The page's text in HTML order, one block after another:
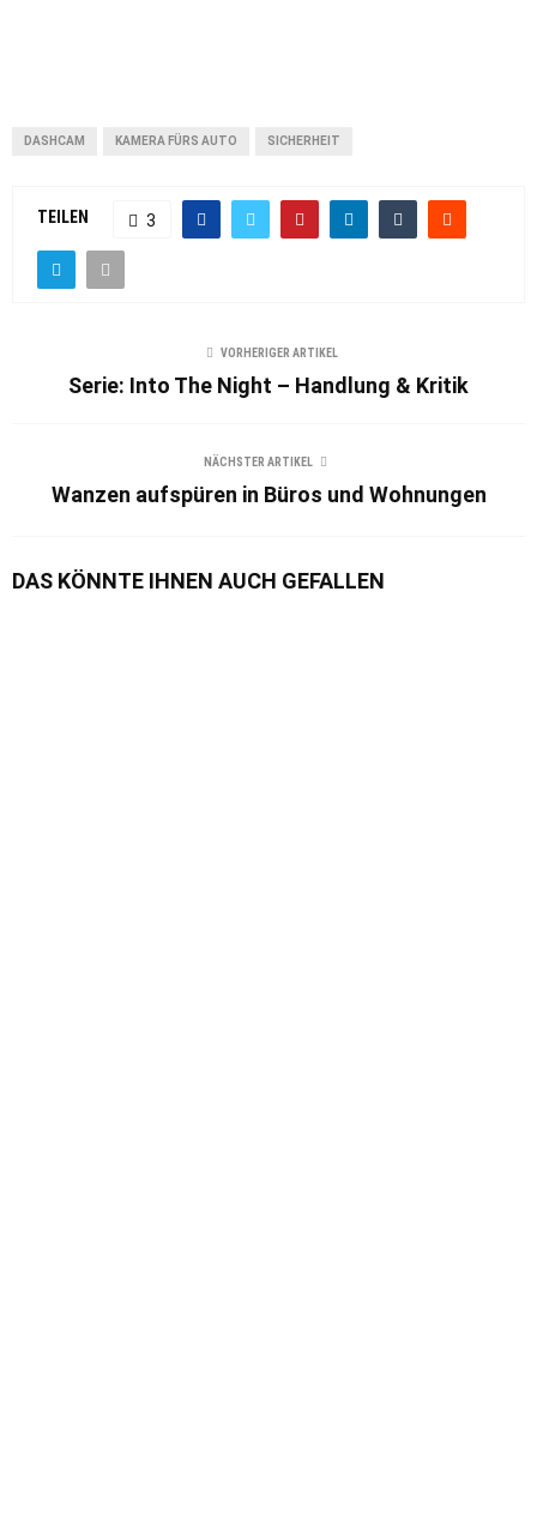
DASHCAM KAMERA FÜRS AUTO SICHERHEIT
TEILEN 3
VORHERIGER ARTIKEL
Serie: Into The Night – Handlung & Kritik
NÄCHSTER ARTIKEL
Wanzen aufspüren in Büros und Wohnungen
DAS KÖNNTE IHNEN AUCH GEFALLEN